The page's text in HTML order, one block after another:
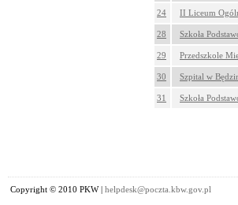
24 II Liceum
28 Szkoła
29 Przedszkole
30 Szpital w
31 Szkoła
Copyright © 2010 PKW | helpdesk@poczta.kbw.gov.pl